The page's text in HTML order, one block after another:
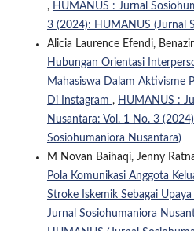
, HUMANUS : Jurnal
3 (2024): HUMANUS (Jurnal
Alicia Laurence Efendi,
Hubungan Orientasi
Mahasiswa Dalam Aktivisme
Di Instagram , HUMANUS :
Nusantara: Vol. 1 No. 3
Sosiohumaniora Nusantara)
M Novan Baihaqi, Jenny
Pola Komunikasi Anggota
Stroke Iskemik Sebagai
Jurnal Sosiohumaniora